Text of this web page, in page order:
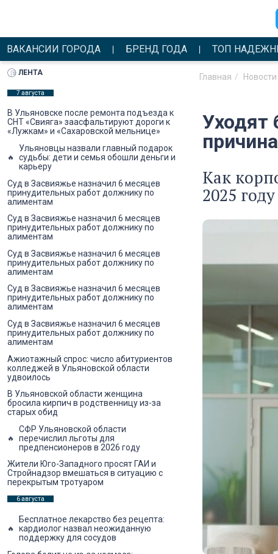
ВАКАНСИИ ГОРОДА БРЕНД ГОДА ТОП
Главная Новости
Уходят
Как
2025 году
ЛЕНТА
7 августа
В Ульяновске после ремонта подъезда к
СНТ «Свияга» заасфальтируют дороги к
«Лужкам» и «Сахаровской мельнице»
Ульяновцы назвали главный подарок
судьбы: дети и семья обошли деньги и
карьеру
Суд в Засвияжье назначил 6 месяцев
принудительных работ должнику по
алиментам
Суд в Засвияжье назначил 6 месяцев
принудительных работ должнику по
алиментам
Суд в Засвияжье назначил 6 месяцев
принудительных работ должнику по
алиментам
Суд в Засвияжье назначил 6 месяцев
принудительных работ должнику по
алиментам
Суд в Засвияжье назначил 6 месяцев
принудительных работ должнику по
алиментам
Ажиотажный спрос: число абитуриентов
колледжей в Ульяновской области
удвоилось
В Ульяновской области женщина
бросила кирпич в родственницу из-за
старых обид
СФР Ульяновской области
перечислил льготы для
предпенсионеров в 2026 году
Жители Юго-Западного просят ГАИ и
Стройнадзор вмешаться в ситуацию с
перекрытым тротуаром
6 августа
Бесплатное лекарство без рецепта:
кардиолог назвал неожиданную
поддержку для сосудов